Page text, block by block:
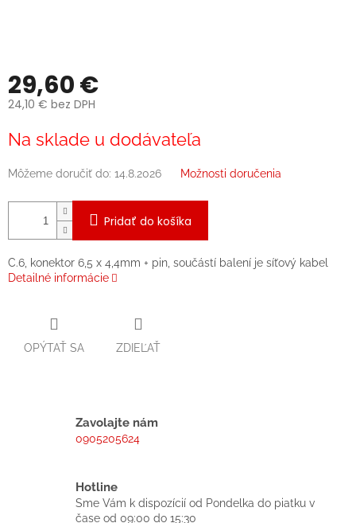
29,60 €
24,10 € bez DPH
cena:
Na sklade u dodávateľa
Môžeme doručiť do: 14.8.2026 Možnosti doručenia
Pridať do košíka
C.6, konektor 6,5 x 4,4mm + pin, součástí balení je síťový kabel
Detailné informácie
OPÝTAŤ SA ZDIEĽAŤ
Zavolajte nám
0905205624
Hotline
Sme Vám k dispozícií od Pondelka do piatku v
čase od 09:00 do 15:30